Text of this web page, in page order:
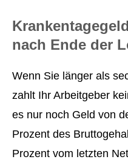
nach Ende der
Wenn Sie länger als
zahlt Ihr Arbeitgeber
es nur noch Geld von
Prozent des
Prozent vom letzten